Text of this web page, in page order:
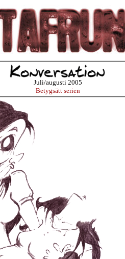
Juli/augusti 2005
Betygsätt serien